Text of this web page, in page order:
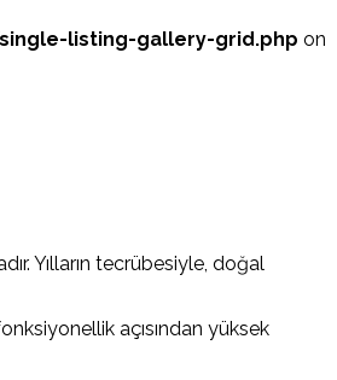
listing-gallery-grid.php on
Yılların tecrübesiyle, doğal
açısından yüksek